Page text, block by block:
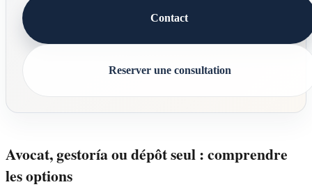
Contact
Reserver une consultation
Avocat, gestoría ou dépôt seul : comprendre
les options